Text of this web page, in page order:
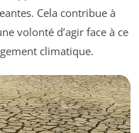
Cela contribue à
volonté d’agir face à ce
climatique.